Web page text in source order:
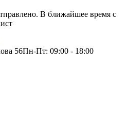
В ближайшее время с
56Пн-Пт: 09:00 - 18:00